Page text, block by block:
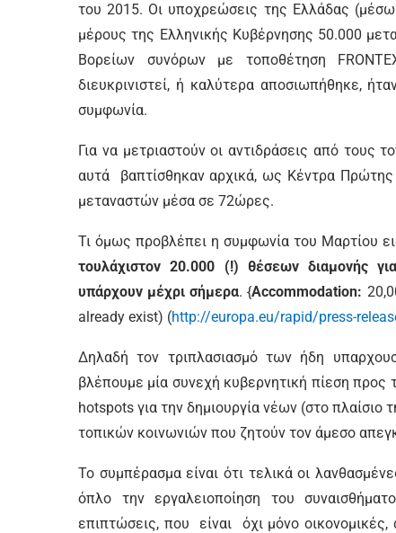
του 2015. Οι υποχρεώσεις της Ελλάδας
μέρους της Ελληνικής Κυβέρνησης 50.000
Βορείων συνόρων με τοποθέτηση
διευκρινιστεί, ή καλύτερα αποσιωπήθηκε,
συμφωνία.
Για να μετριαστούν οι αντιδράσεις από τους
αυτά βαπτίσθηκαν αρχικά, ως Κέντρα
μεταναστών μέσα σε 72ώρες.
Τι όμως προβλέπει η συμφωνία του Μαρτίου
τουλάχιστον 20.000 (!) θέσεων διαμονής
υπάρχουν μέχρι σήμερα. {Accommodation:
already exist) (http://europa.eu/rapid/press-
Δηλαδή τον τριπλασιασμό των ήδη
βλέπουμε μία συνεχή κυβερνητική πίεση προς
hotspots για την δημιουργία νέων (στο
τοπικών κοινωνιών που ζητούν τον άμεσο
Το συμπέρασμα είναι ότι τελικά οι
όπλο την εργαλειοποίηση του
επιπτώσεις, που είναι όχι μόνο οικονομικές,